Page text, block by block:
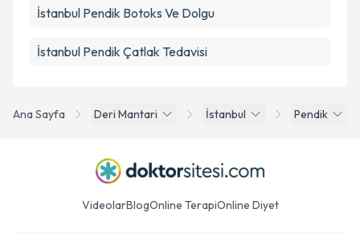
Ana Sayfa Deri Mantari İstanbul Pendik
İstanbul Pendik Botoks Ve Dolgu
İstanbul Pendik Çatlak Tedavisi
VideolarBlogOnline TerapiOnline Diyet